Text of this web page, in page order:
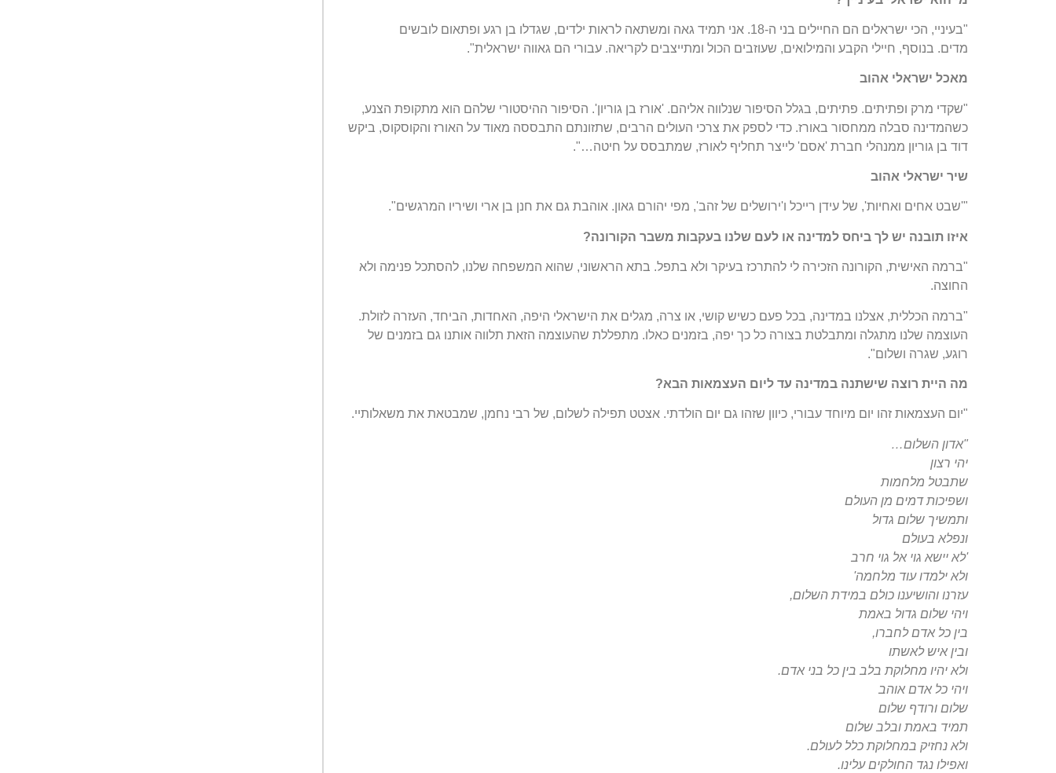
"בעיניי, הכי ישראלים הם החיילים בני ה-18. אני תמיד גאה ומשתאה לראות ילדים, שגדלו בן רגע ופתאום לובשים
מדים. בנוסף, חיילי הקבע והמילואים, שעוזבים הכול ומתייצבים לקריאה. עבורי הם גאווה ישראלית".
מאכל ישראלי אהוב
"שקדי מרק ופתיתים. פתיתים, בגלל הסיפור שנלווה אליהם. 'אורז בן גוריון'. הסיפור ההיסטורי שלהם הוא מתקופת הצנע,
כשהמדינה סבלה ממחסור באורז. כדי לספק את צרכי העולים הרבים, שתזונתם התבססה מאוד על האורז והקוסקוס, ביקש
דוד בן גוריון ממנהלי חברת 'אסם' לייצר תחליף לאורז, שמתבסס על חיטה…".
שיר ישראלי אהוב
"'שבט אחים ואחיות', של עידן רייכל ו'ירושלים של זהב', מפי יהורם גאון. אוהבת גם את חנן בן ארי ושיריו המרגשים".
איזו תובנה יש לך ביחס למדינה או לעם שלנו בעקבות משבר הקורונה?
"ברמה האישית, הקורונה הזכירה לי להתרכז בעיקר ולא בתפל. בתא הראשוני, שהוא המשפחה שלנו, להסתכל פנימה ולא
החוצה.
"ברמה הכללית, אצלנו במדינה, בכל פעם כשיש קושי, או צרה, מגלים את הישראלי היפה, האחדות, הביחד, העזרה לזולת.
העוצמה שלנו מתגלה ומתבלטת בצורה כל כך יפה, בזמנים כאלו. מתפללת שהעוצמה הזאת תלווה אותנו גם בזמנים של
רוגע, שגרה ושלום".
מה היית רוצה שישתנה במדינה עד ליום העצמאות הבא?
"יום העצמאות זהו יום מיוחד עבורי, כיוון שזהו גם יום הולדתי. אצטט תפילה לשלום, של רבי נחמן, שמבטאת את משאלותיי.
"אדון השלום…
יהי רצון
שתבטל מלחמות
ושפיכות דמים מן העולם
ותמשיך שלום גדול
ונפלא בעולם
'לא יישא גוי אל גוי חרב
ולא ילמדו עוד מלחמה'
עזרנו והושיענו כולם במידת השלום,
ויהי שלום גדול באמת
בין כל אדם לחברו,
ובין איש לאשתו
ולא יהיו מחלוקת בלב בין כל בני אדם.
ויהי כל אדם אוהב
שלום ורודף שלום
תמיד באמת ובלב שלום
ולא נחזיק במחלוקת כלל לעולם.
ואפילו נגד החולקים עלינו.